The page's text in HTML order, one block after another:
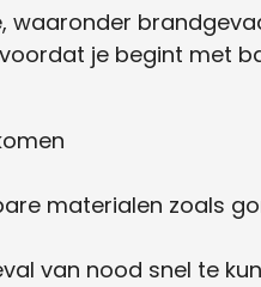
waaronder
je begint met
materialen zoals
van nood snel te